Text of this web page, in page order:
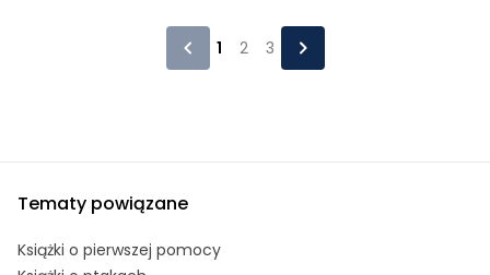
1 2 3
Tematy powiązane
Książki o pierwszej pomocy